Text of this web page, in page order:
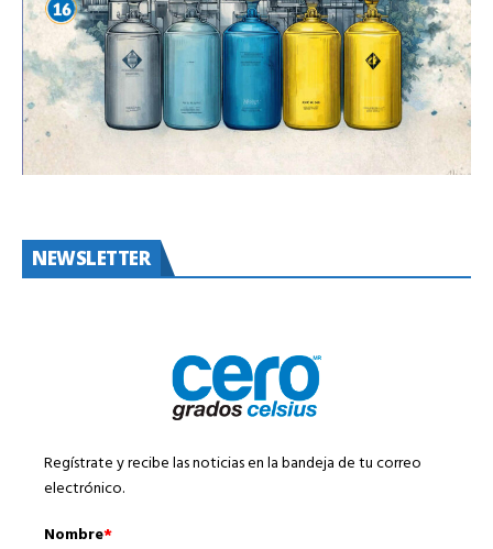
NEWSLETTER
Regístrate y recibe las noticias en la bandeja de tu correo
electrónico.
Nombre*